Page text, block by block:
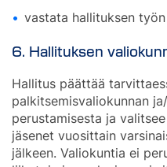
vastata hallituksen
6. Hallituksen
Hallitus päättää
palkitsemisvaliokunnan
perustamisesta ja
jäsenet vuosittain
jälkeen. Valiokuntia ei